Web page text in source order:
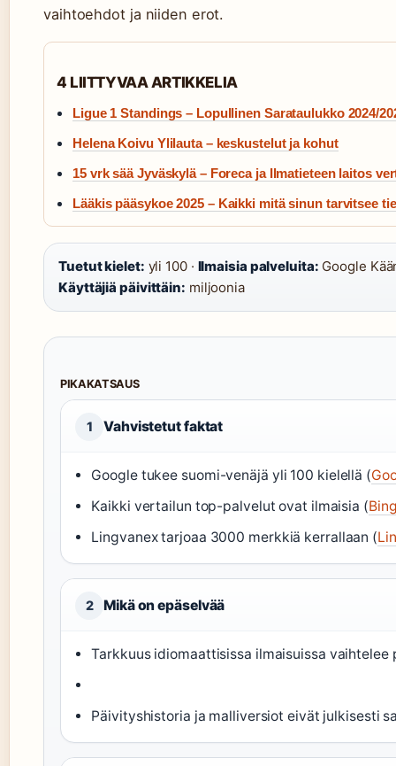
vaihtoehdot ja niiden erot.
4 LIITTYVAA ARTIKKELIA
Ligue 1 Standings – Lopullinen Sarataulukko 2024/
Helena Koivu Ylilauta – keskustelut ja kohut
15 vrk sää Jyväskylä – Foreca ja Ilmatieteen laitos
Lääkis pääsykoe 2025 – Kaikki mitä sinun tarvitsee
Tuetut kielet: yli 100 · Ilmaisia palveluita: Google
Käyttäjiä päivittäin: miljoonia
PIKAKATSAUS
1 Vahvistetut faktat
Google tukee suomi-venäjä yli 100 kielellä (
Kaikki vertailun top-palvelut ovat ilmaisia (
Lingvanex tarjoaa 3000 merkkiä kerrallaan (
2 Mikä on epäselvää
Tarkkuus idiomaattisissa ilmaisuissa vaihtelee
Päivityshistoria ja malliversiot eivät julkisesti